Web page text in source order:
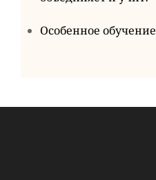
Особенное обучение